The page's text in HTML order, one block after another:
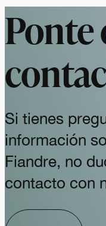
Ponte
Si tienes
información
Fiandre, no
contacto con